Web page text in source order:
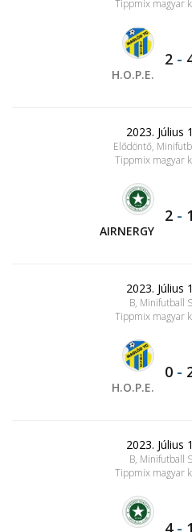
Tippmix magyar
H.O.P.E.
2 -
2023. Július
Elődöntő,
Tippmix magyar
AIRNERGY
2 - 1
2023. Július
B, Minifutball
Tippmix magyar
H.O.P.E.
0 -
2023. Július
B, Minifutball
Tippmix magyar